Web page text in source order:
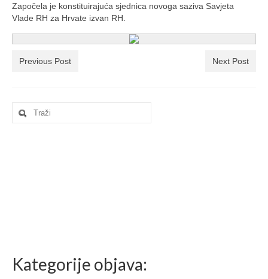
Ljetna škola
Započela je konstituirajuća sjednica novoga saziva Savjeta
Vlade RH za Hrvate izvan RH.
Previous Post Next Post
Search
for:
Kategorije objava: